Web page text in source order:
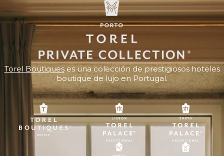
Torel Boutiqueses una colección de prestigiosos hoteles
boutique de lujo en Portugal.